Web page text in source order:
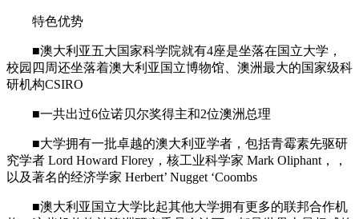
特色优势
■澳大利亚五大国家科学院就有4座是坐落在国立大学，
校园四周还坐落着澳大利亚国立博物馆、澳洲最大的国家级科
研机构CSIRO
■一共出过6位诺贝尔奖得主和2位澳洲总理
■大学拥有一批卓越的澳大利亚学者，包括青霉素先驱研
究学者 Lord Howard Florey，核工业科学家 Mark Oliphant，，
以及著名的经济学家 Herbert’ Nugget ‘Coombs
■澳大利亚国立大学比起其他大学拥有更多的联邦合作机